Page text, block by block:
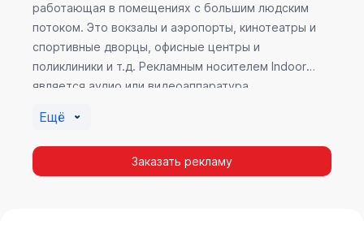
работающая в помещениях с большим людским
потоком. Это вокзалы и аэропорты, кинотеатры и
спортивные дворцы, офисные центры и
поликлиники и т.д. Рекламным носителем Indoor
является аудио или видеоаппаратура,
эффективность приносит такой вид рекламы в
местах продаж, поскольку воздействие на
покупателя в момент выбора товара наиболее
Ещё
Заказать рекламу